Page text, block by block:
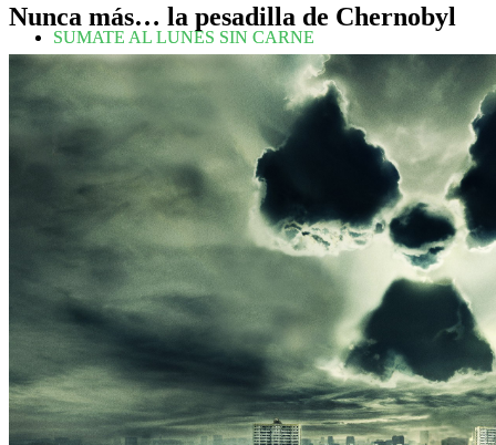
SUMATE AL LUNES SIN CARNE
Nunca más… la pesadilla de Chernobyl